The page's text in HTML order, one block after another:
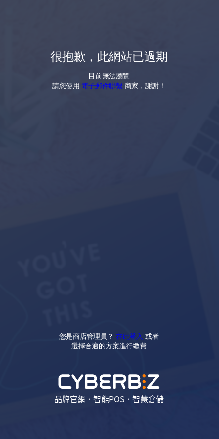
很抱歉，此網站已過期
目前無法瀏覽
請您使用 電子郵件聯繫 商家，謝謝！
您是商店管理員？ 在此登入 或者
選擇合適的方案進行繳費